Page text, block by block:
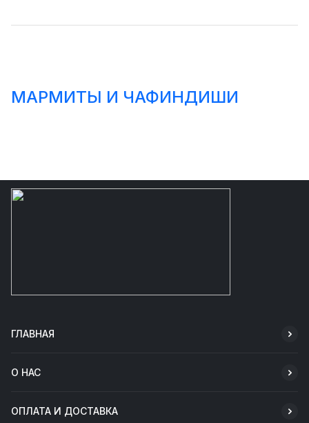
МАРМИТЫ И ЧАФИНДИШИ
ГЛАВНАЯ
О НАС
ОПЛАТА И ДОСТАВКА